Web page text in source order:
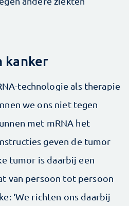
kanker
technologie als therapie
we ons niet tegen
met mRNA het
geven de tumor
tumor is daarbij een
van persoon tot persoon
‘We richten ons daarbij